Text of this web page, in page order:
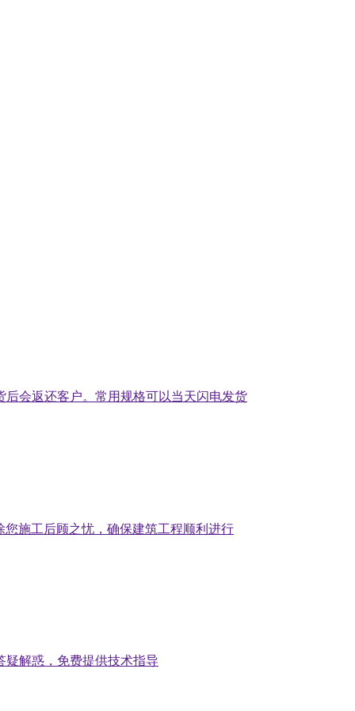
会返还客户。常用规格可以当天闪电发货
施工后顾之忧，确保建筑工程顺利进行
疑解惑，免费提供技术指导